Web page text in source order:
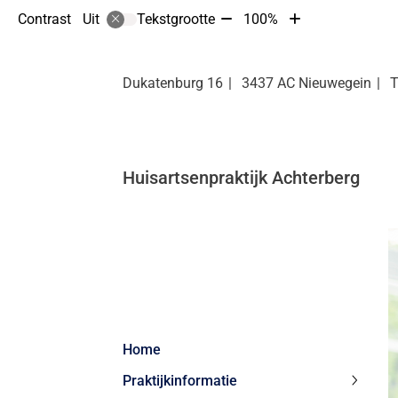
Contrast Uit Tekstgrootte Tekst
10%
100%
Tekst
10%
Dukatenburg 16 3437 AC Nieuwegein
Huisartsenpraktijk Achterberg
Home
Praktijkinformatie